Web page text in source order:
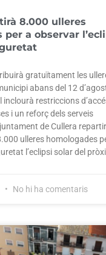
8.000 ulleres
per a observar
gratuïtament les
abans del 12
restriccions
i un reforç dels serveis
de Cullera
ulleres homologades
l’eclipsi solar del
No hi ha comentaris